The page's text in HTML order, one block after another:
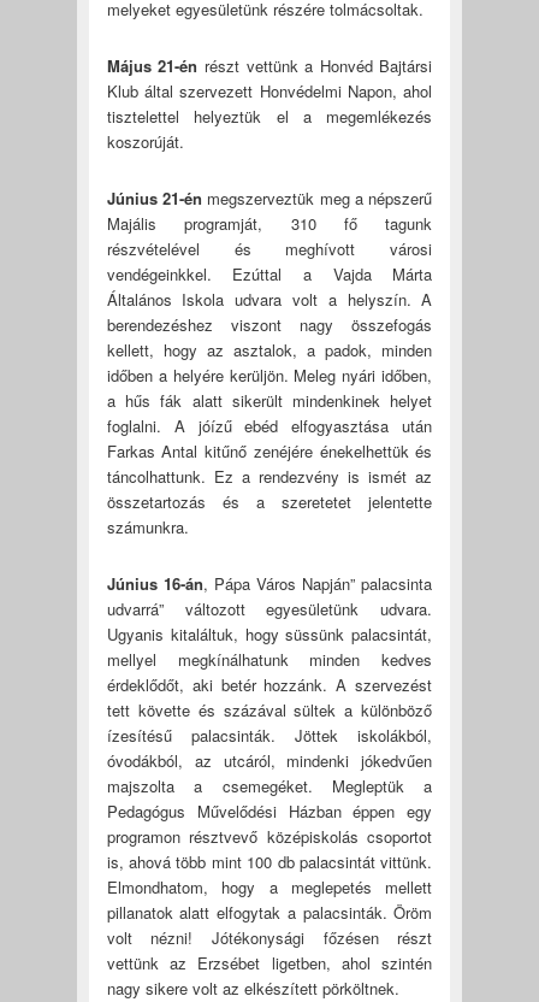
melyeket egyesületünk részére tolmácsoltak.
Május 21-én részt vettünk a Honvéd Bajtársi
Klub által szervezett Honvédelmi Napon, ahol
tisztelettel helyeztük el a megemlékezés
koszorúját.
Június 21-én megszerveztük meg a népszerű
Majális programját, 310 fő tagunk
részvételével és meghívott városi
vendégeinkkel. Ezúttal a Vajda Márta
Általános Iskola udvara volt a helyszín. A
berendezéshez viszont nagy összefogás
kellett, hogy az asztalok, a padok, minden
időben a helyére kerüljön. Meleg nyári időben,
a hűs fák alatt sikerült mindenkinek helyet
foglalni. A jóízű ebéd elfogyasztása után
Farkas Antal kitűnő zenéjére énekelhettük és
táncolhattunk. Ez a rendezvény is ismét az
összetartozás és a szeretetet jelentette
számunkra.
Június 16-án, Pápa Város Napján” palacsinta
udvarrá” változott egyesületünk udvara.
Ugyanis kitaláltuk, hogy süssünk palacsintát,
mellyel megkínálhatunk minden kedves
érdeklődőt, aki betér hozzánk. A szervezést
tett követte és százával sültek a különböző
ízesítésű palacsinták. Jöttek iskolákból,
óvodákból, az utcáról, mindenki jókedvűen
majszolta a csemegéket. Megleptük a
Pedagógus Művelődési Házban éppen egy
programon résztvevő középiskolás csoportot
is, ahová több mint 100 db palacsintát vittünk.
Elmondhatom, hogy a meglepetés mellett
pillanatok alatt elfogytak a palacsinták. Öröm
volt nézni! Jótékonysági főzésen részt
vettünk az Erzsébet ligetben, ahol szintén
nagy sikere volt az elkészített pörköltnek.